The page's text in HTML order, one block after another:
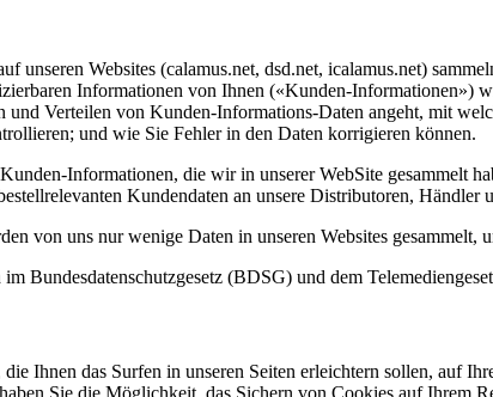
Websites (calamus.net, dsd.net, icalamus.net)
Informationen von Ihnen ( Kunden-Informationen )
Verteilen von Kunden-Informations-Daten angeht, mit
und wie Sie Fehler in den Daten korrigieren können.
Informationen, die wir in unserer WebSite gesammelt
Kundendaten an unsere Distributoren, Händler
von uns nur wenige Daten in unseren Websites
Bundesdatenschutzgesetz (BDSG) und dem
Ihnen das Surfen in unseren Seiten erleichtern sollen, auf
Sie die Möglichkeit, das Sichern von Cookies auf Ihrem